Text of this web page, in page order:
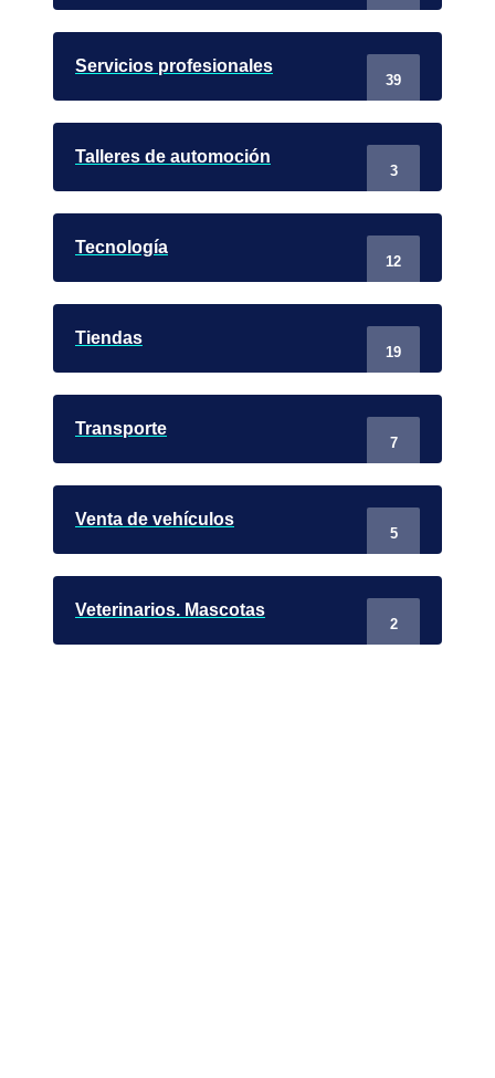
Servicios profesionales
39
Talleres de automoción
3
Tecnología
12
Tiendas
19
Transporte
7
Venta de vehículos
5
Veterinarios. Mascotas
2